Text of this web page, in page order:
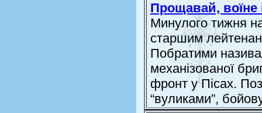
Прощавай, воїне
Минулого тижня
старшим
Побратими
механізованої
фронт у Пісах.
“вуликами”,